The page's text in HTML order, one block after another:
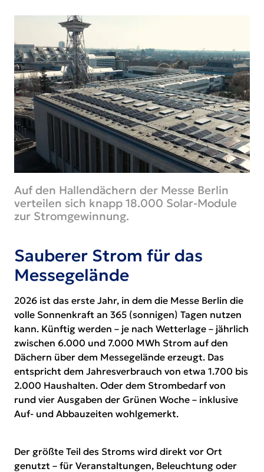
Auf den Hallendächern der Messe Berlin
verteilen sich knapp 18.000 Solar-Module
zur Stromgewinnung.
Sauberer Strom für das
Messegelände
2026 ist das erste Jahr, in dem die Messe Berlin die
volle Sonnenkraft an 365 (sonnigen) Tagen nutzen
kann. Künftig werden – je nach Wetterlage – jährlich
zwischen 6.000 und 7.000 MWh Strom auf den
Dächern über dem Messegelände erzeugt. Das
entspricht dem Jahresverbrauch von etwa 1.700 bis
2.000 Haushalten. Oder dem Strombedarf von
rund vier Ausgaben der Grünen Woche – inklusive
Auf- und Abbauzeiten wohlgemerkt.
Der größte Teil des Stroms wird direkt vor Ort
genutzt – für Veranstaltungen, Beleuchtung oder